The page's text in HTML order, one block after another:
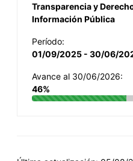
Transparencia y
Información Pública
Período:
01/09/2025 - 30/06/
Avance al 30/06/2026:
46%